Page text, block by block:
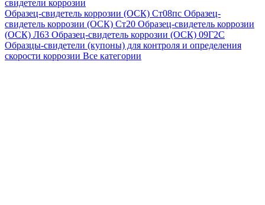
свидетели коррозии
Образец-свидетель коррозии (ОСК) Ст08пс Образец-
свидетель коррозии (ОСК) Ст20 Образец-свидетель коррозии
(ОСК) Л63 Образец-свидетель коррозии (ОСК) 09Г2С
Образцы-свидетели (купоны) для контроля и определения
скорости коррозии Все категории